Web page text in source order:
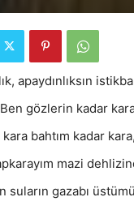
apaydınlıksın
Ben gözlerin kadar
kara bahtım kadar kara,
mazi
suların gazabı